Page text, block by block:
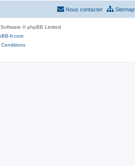
Sitemap
Nous contacter
© phpBB Limited
fr.com
Conditions